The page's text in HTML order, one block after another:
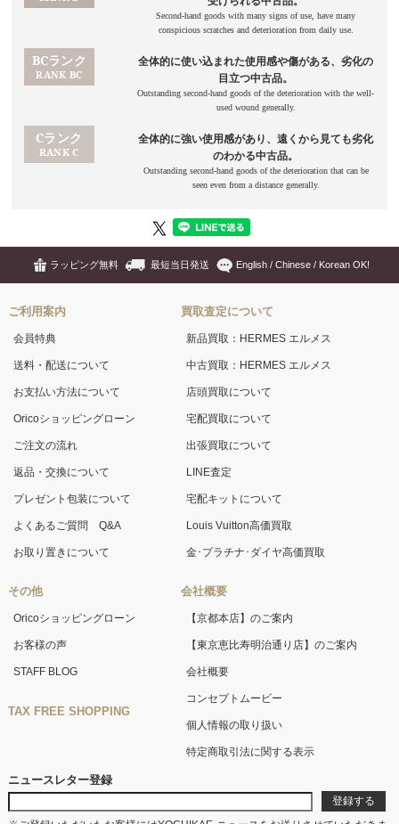
ラッピング無料 最短当日発送 English / Chinese / Korean OK!
ご利用案内
会員特典
送料・配送について
お支払い方法について
Oricoショッピングローン
ご注文の流れ
返品・交換について
プレゼント包装について
よくあるご質問 Q&A
お取り置きについて
その他
Oricoショッピングローン
お客様の声
STAFF BLOG
TAX FREE SHOPPING
買取査定について
新品買取：HERMES エルメス
中古買取：HERMES エルメス
店頭買取について
宅配買取について
出張買取について
LINE査定
宅配キットについて
Louis Vuitton高価買取
金･プラチナ･ダイヤ高価買取
会社概要
【京都本店】のご案内
【東京恵比寿明治通り店】のご案内
会社概要
コンセプトムービー
個人情報の取り扱い
特定商取引法に関する表示
ニュースレター登録